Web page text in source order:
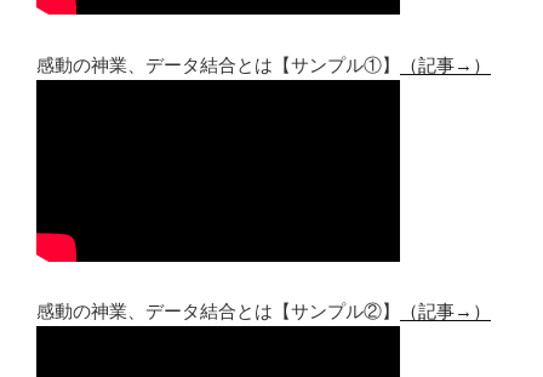
感動の神業、データ結合とは【サンプル①】 （記事→）
感動の神業、データ結合とは【サンプル②】 （記事→）